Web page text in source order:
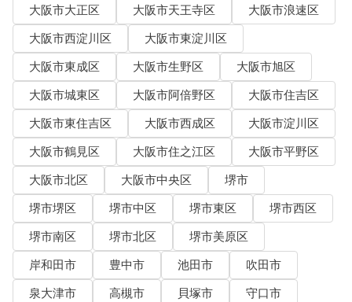
大阪市大正区
大阪市天王寺区
大阪市浪速区
大阪市西淀川区
大阪市東淀川区
大阪市東成区
大阪市生野区
大阪市旭区
大阪市城東区
大阪市阿倍野区
大阪市住吉区
大阪市東住吉区
大阪市西成区
大阪市淀川区
大阪市鶴見区
大阪市住之江区
大阪市平野区
大阪市北区
大阪市中央区
堺市
堺市堺区
堺市中区 堺市東区
堺市西区
堺市南区
堺市北区
堺市美原区
岸和田市
豊中市 池田市
吹田市
泉大津市
高槻市 貝塚市
守口市